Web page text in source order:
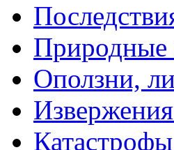
Природные
Оползни,